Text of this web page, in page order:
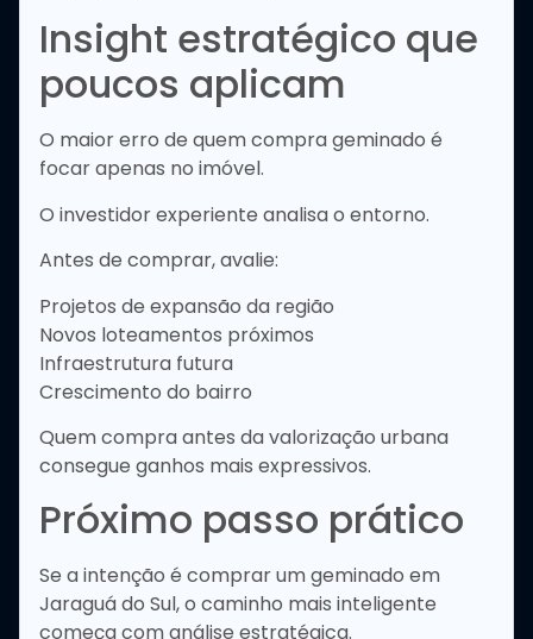
Insight estratégico que
poucos aplicam
O maior erro de quem compra geminado é
focar apenas no imóvel.
O investidor experiente analisa o entorno.
Antes de comprar, avalie:
Projetos de expansão da região
Novos loteamentos próximos
Infraestrutura futura
Crescimento do bairro
Quem compra antes da valorização urbana
consegue ganhos mais expressivos.
Próximo passo prático
Se a intenção é comprar um geminado em
Jaraguá do Sul, o caminho mais inteligente
começa com análise estratégica.